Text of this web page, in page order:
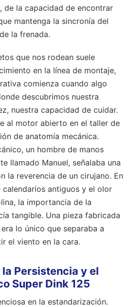
de la capacidad de encontrar
mantenga la sincronía del
la frenada.
que nos rodean suele
en la línea de montaje,
comienza cuando algo
descubrimos nuestra
nuestra capacidad de cuidar.
al motor abierto en el taller de
de anatomía mecánica.
un hombre de manos
llamado Manuel, señalaba una
la reverencia de un cirujano. En
antiguos y el olor
la importancia de la
tangible. Una pieza fabricada
lo único que separaba a
el viento en la cara.
Persistencia y el
Super Dink 125
en la estandarización.